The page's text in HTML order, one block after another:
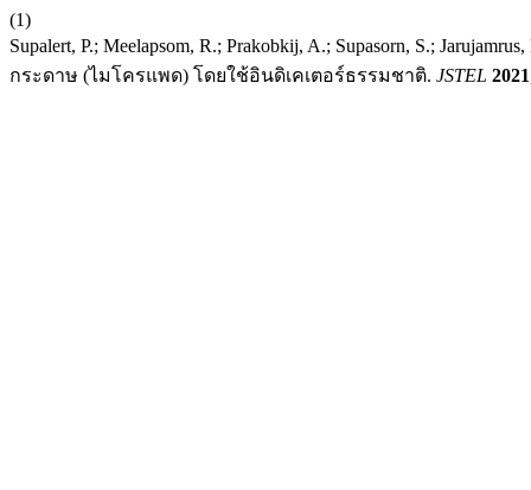
(1)
Supalert, P.; Meelapsom, R.; Prakobkij, A.; Supasorn, S.;
กระดาษ (ไมโครแพด) โดยใช้อินดิเคเตอร์ธรรมชาติ. JSTEL 2021